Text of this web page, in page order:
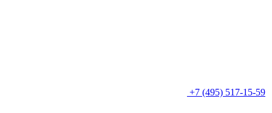
+7 (495) 517-15-59